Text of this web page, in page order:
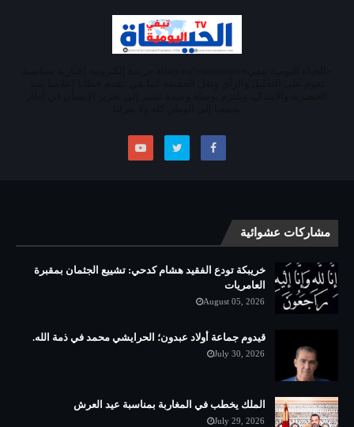
مشاركات عشوائية
خريبكة تودع الفقيد هشام كدحي: تشييع الجثمان بمقبرة
العامريات
August 05, 2026
قيدوم جماعة أولاد عبدون؛ الحرايشي محمد في ذمة الله.
July 30, 2026
الملك يخطب في المغاربة بمناسبة عيد العرش
July 29, 2026